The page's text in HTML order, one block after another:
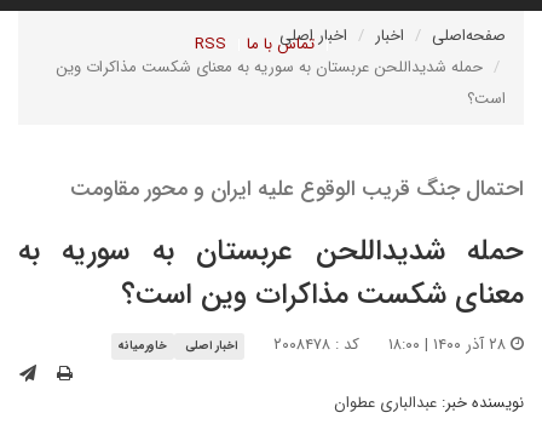
تماس با ما RSS صفحه‌اصلی اخبار
اخبار اصلی
حمله شدیداللحن عربستان به سوریه به معنای شکست مذاکرات وین
است؟
احتمال جنگ قریب الوقوع علیه ایران و محور مقاومت
حمله شدیداللحن عربستان به سوریه به
معنای شکست مذاکرات وین است؟
کد : ۲۰۰۸۴۷۸ اخبار اصلی خاورمیانه
نویسنده خبر: عبدالباری عطوان